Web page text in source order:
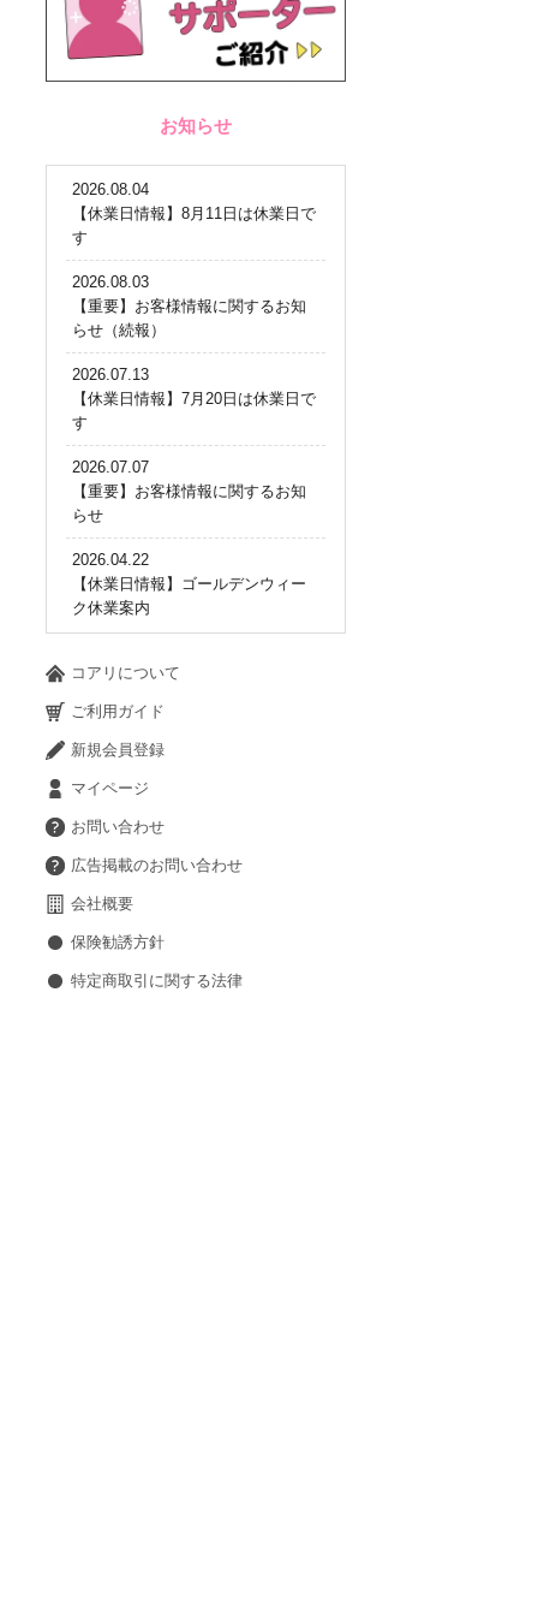
お知らせ
2026.08.04
【休業日情報】8月11日は休業日で
す
2026.08.03
【重要】お客様情報に関するお知
らせ（続報）
2026.07.13
【休業日情報】7月20日は休業日で
す
2026.07.07
【重要】お客様情報に関するお知
らせ
2026.04.22
【休業日情報】ゴールデンウィー
ク休業案内
コアリについて
ご利用ガイド
新規会員登録
マイページ
お問い合わせ
広告掲載のお問い合わせ
会社概要
保険勧誘方針
特定商取引に関する法律